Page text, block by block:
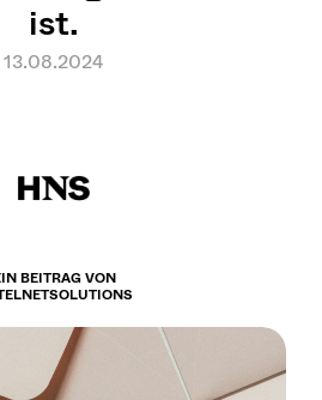
ist.
13.08.2024
BEITRAG VON